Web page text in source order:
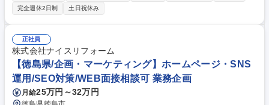
ョンを幅広くお任せします。単にトラフィックを集めるだけの マーケティ
ングではなく、「いかに事業の利益(新規申し込み獲得数・顧客単価の最
適化)に直結させるか」という本質的なビジネスの数字に向き合っていた
だきます。 【主な業務内容】※適性を見ながら担当領域を調整いたしま
す。 ■新規顧客獲得のためのWeb広告のプロモーション戦略やプランニン
グ ■SEO・CROを軸としたオーガニック経由の自社サイトへの新規集客 ■
メールやLINEを活用した新規見込顧客に対するCRM業務 募集職種 【マー
ケティング/プロモーション戦略・推進(Web広告・SEO)】ペット保険大手
完全週休2日制
土日祝休み
正社員
株式会社ナイスリフォーム
【徳島県/企画・マーケティング】ホームページ・SNS
運用/SEO対策/WEB面接相談可 業務企画
月給25万円～32万円